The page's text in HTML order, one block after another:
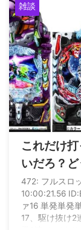
雑談
これだけ
いだろ？
472: フルスロ
10:00:21.56
ァ16 単発単発
17、駆け抜け